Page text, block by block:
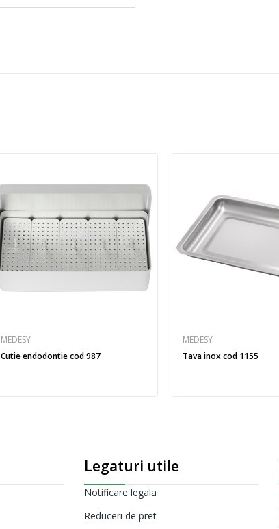
MEDESY
Cutie endodontie cod 987
MEDESY
Tava inox cod 1155
Legaturi utile
Notificare legala
Reduceri de pret